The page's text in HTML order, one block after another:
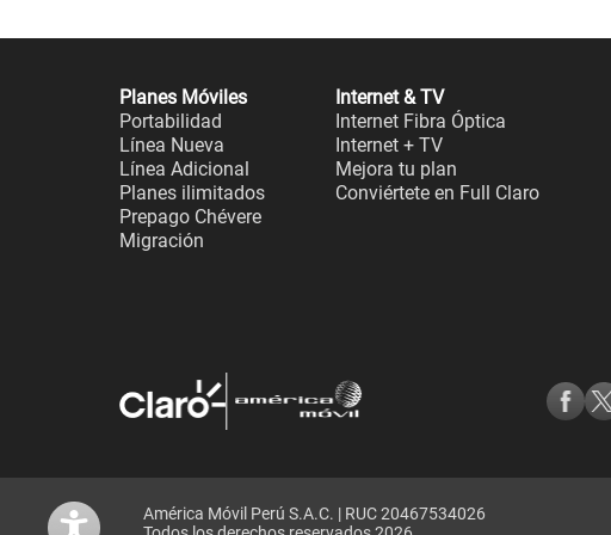
Planes Móviles
Portabilidad
Línea Nueva
Línea Adicional
Planes ilimitados
Prepago Chévere
Migración
Internet & TV
Internet Fibra Óptica
Internet + TV
Mejora tu plan
Conviértete en Full Claro
América Móvil Perú S.A.C. | RUC 20467534026